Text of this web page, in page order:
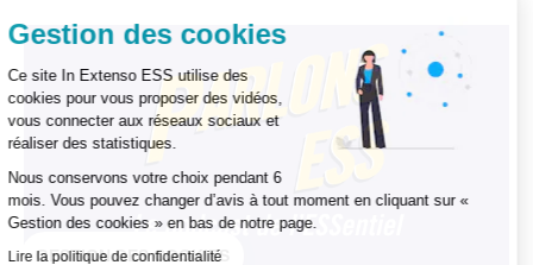
Gestion des cookies
Ce site In Extenso ESS utilise des
cookies pour vous proposer des vidéos,
vous connecter aux réseaux sociaux et
réaliser des statistiques.
Nous conservons votre choix pendant 6
mois. Vous pouvez changer d’avis à tout moment en cliquant sur «
Gestion des cookies » en bas de notre page.
Lire la politique de confidentialité
GESTION DES COOKIES